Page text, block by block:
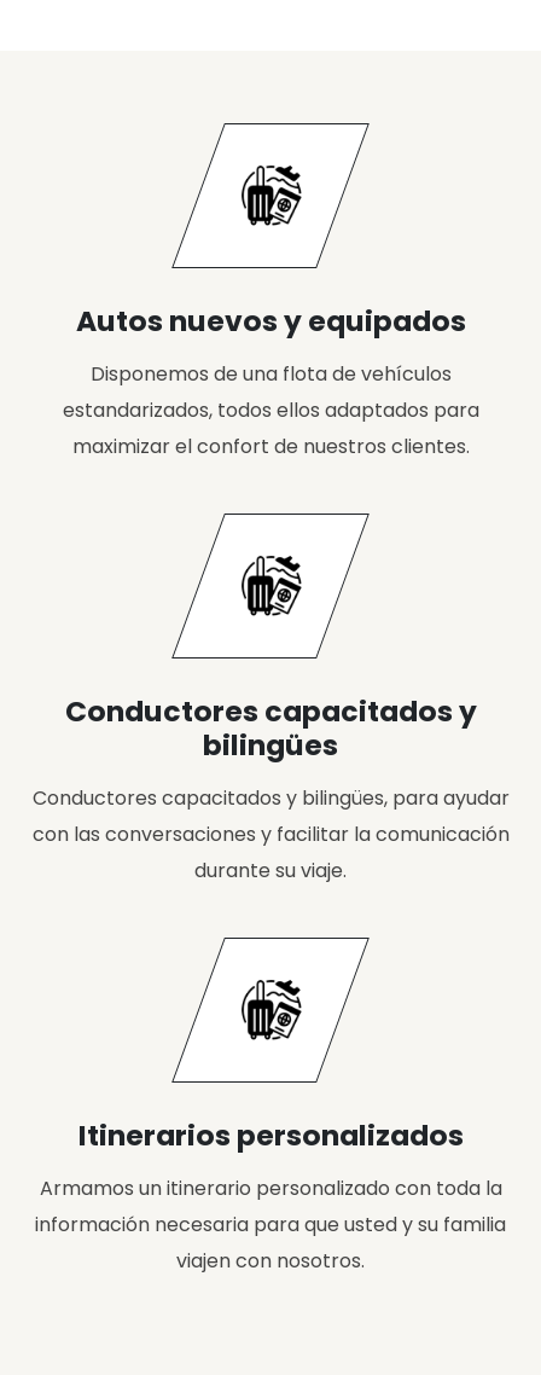
Autos nuevos y equipados
Disponemos de una flota de vehículos
estandarizados, todos ellos adaptados para
maximizar el confort de nuestros clientes.
Conductores capacitados y
bilingües
Conductores capacitados y bilingües, para ayudar
con las conversaciones y facilitar la comunicación
durante su viaje.
Itinerarios personalizados
Armamos un itinerario personalizado con toda la
información necesaria para que usted y su familia
viajen con nosotros.